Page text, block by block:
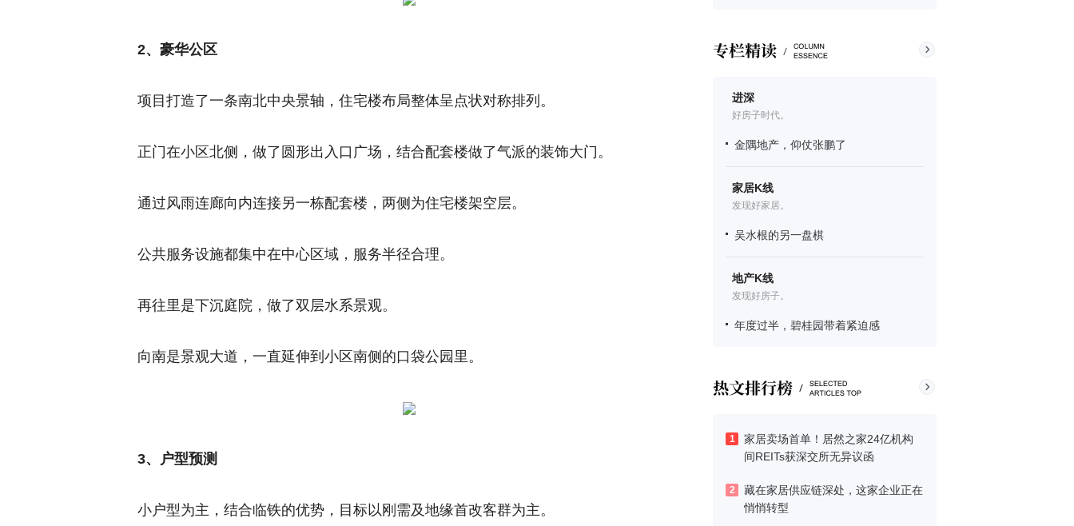
进深
好房子时代。
金隅地产，仰仗张鹏了
家居K线
发现好家居。
吴水根的另一盘棋
地产K线
发现好房子。
年度过半，碧桂园带着紧迫感
1
家居卖场首单！居然之家24亿机构
间REITs获深交所无异议函
2
藏在家居供应链深处，这家企业正在
悄悄转型
2、豪华公区
项目打造了一条南北中央景轴，住宅楼布局整体呈点状对称排列。
正门在小区北侧，做了圆形出入口广场，结合配套楼做了气派的装饰大门。
通过风雨连廊向内连接另一栋配套楼，两侧为住宅楼架空层。
公共服务设施都集中在中心区域，服务半径合理。
再往里是下沉庭院，做了双层水系景观。
向南是景观大道，一直延伸到小区南侧的口袋公园里。
3、户型预测
小户型为主，结合临铁的优势，目标以刚需及地缘首改客群为主。